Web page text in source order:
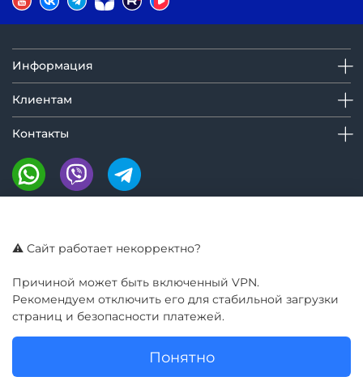
Информация
Клиентам
Контакты
⚠️ Сайт работает некорректно?
Причиной может быть включенный VPN.
Рекомендуем отключить его для стабильной загрузки
страниц и безопасности платежей.
Понятно